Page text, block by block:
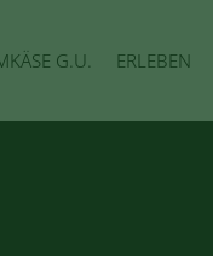
G.U. ERLEBEN